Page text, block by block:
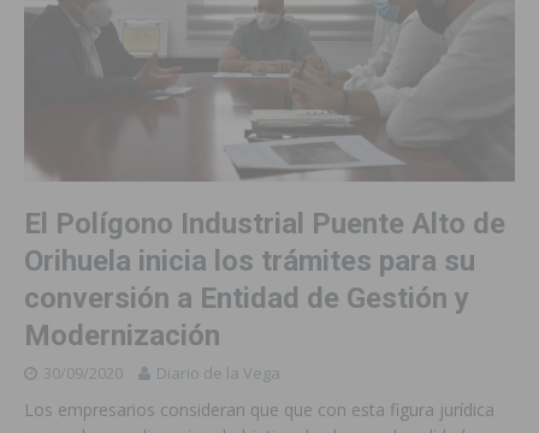
El Polígono Industrial Puente Alto de
Orihuela inicia los trámites para su
conversión a Entidad de Gestión y
Modernización
30/09/2020 Diario de la Vega
Los empresarios consideran que que con esta figura jurídica